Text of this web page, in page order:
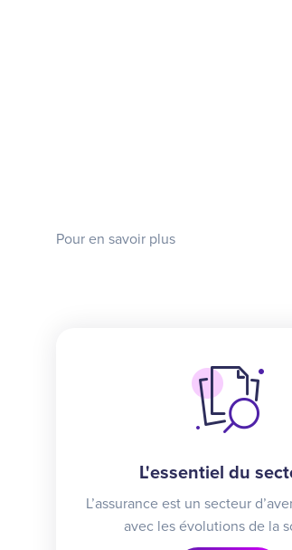
Pour en savoir plus
L'essentiel du
L’assurance est un secteur
avec les évolutions de la